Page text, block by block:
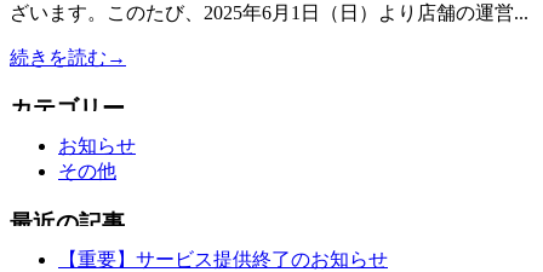
ざいます。このたび、2025年6月1日（日）より店舗の運営...
続きを読む→
お知らせ
その他
【重要】サービス提供終了のお知らせ